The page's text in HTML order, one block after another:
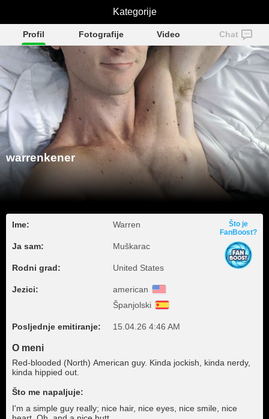
warrenkener
Profil Fotografije Video Chat
warrenkener
Ime: Warren
Ja sam: Muškarac
Rodni grad: United States
Jezici:
american
Španjolski
Posljednje emitiranje: 15.04.26 4:46 AM
Što je
FanBoost?
O meni
Red-blooded (North) American guy. Kinda jockish, kinda nerdy,
kinda hippied out.
Što me napaljuje:
I'm a simple guy really; nice hair, nice eyes, nice smile, nice
Kategorije